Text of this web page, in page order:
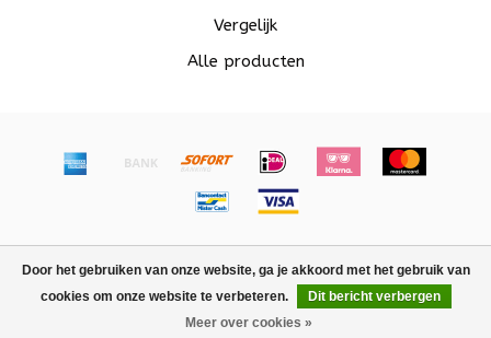
Door het gebruiken van onze website, ga je akkoord met het gebruik van
cookies om onze website te verbeteren.
Dit bericht verbergen
Meer over cookies »
Vergelijk
Alle producten
Lightspeed design
Dyvelopment
FILTERS